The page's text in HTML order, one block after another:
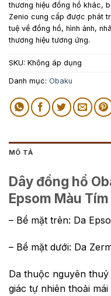
thương hiệu đồng hồ khác,
Zenio cung cấp được phát
tuệ về đồng hồ, hình ảnh,
thương hiệu tương ứng.
SKU: Không áp dụng
Danh mục: Obaku
MÔ TẢ
Dây đồng hồ
Epsom Màu Tím
– Bề mặt trên: Da
– Bề mặt dưới: Da
Da thuộc nguyên
giác tự nhiên thoải